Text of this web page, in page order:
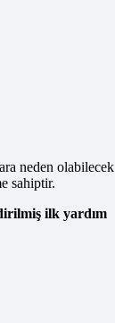
neden olabilecek
sahiptir.
ilk yardım